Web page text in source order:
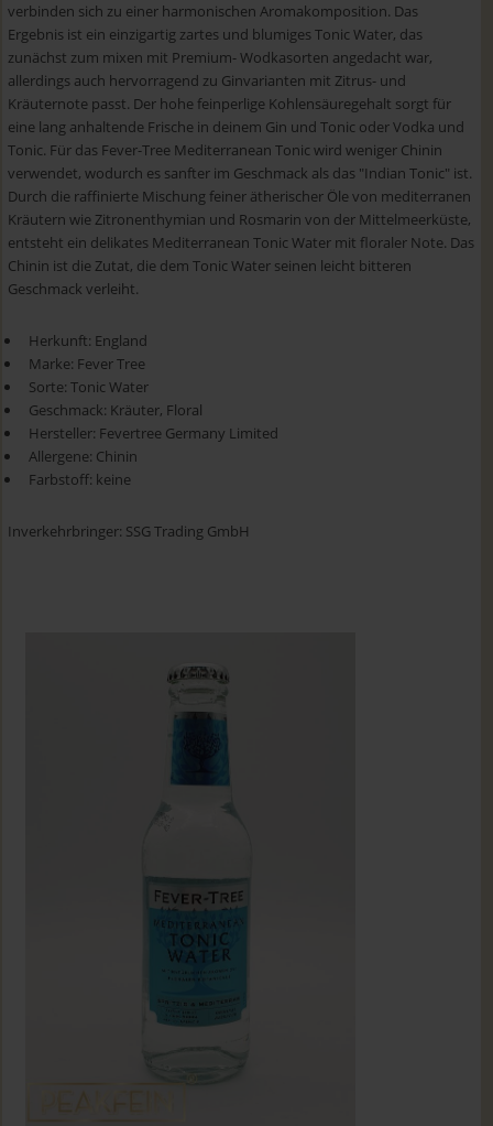
verbinden sich zu einer harmonischen Aromakomposition. Das
Ergebnis ist ein einzigartig zartes und blumiges Tonic Water, das
zunächst zum mixen mit Premium- Wodkasorten angedacht war,
allerdings auch hervorragend zu Ginvarianten mit Zitrus- und
Kräuternote passt. Der hohe feinperlige Kohlensäuregehalt sorgt für
eine lang anhaltende Frische in deinem Gin und Tonic oder Vodka und
Tonic. Für das Fever-Tree Mediterranean Tonic wird weniger Chinin
verwendet, wodurch es sanfter im Geschmack als das "Indian Tonic" ist.
Durch die raffinierte Mischung feiner ätherischer Öle von mediterranen
Kräutern wie Zitronenthymian und Rosmarin von der Mittelmeerküste,
entsteht ein delikates Mediterranean Tonic Water mit floraler Note. Das
Chinin ist die Zutat, die dem Tonic Water seinen leicht bitteren
Geschmack verleiht.
Herkunft: England
Marke: Fever Tree
Sorte: Tonic Water
Geschmack: Kräuter, Floral
Hersteller: Fevertree Germany Limited
Allergene: Chinin
Farbstoff: keine
Inverkehrbringer: SSG Trading GmbH